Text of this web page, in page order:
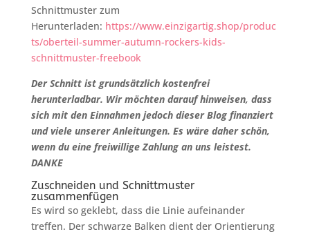
Schnittmuster zum
Herunterladen: https://www.einzigartig.shop/produc
ts/oberteil-summer-autumn-rockers-kids-
schnittmuster-freebook
Der Schnitt ist grundsätzlich kostenfrei
herunterladbar. Wir möchten darauf hinweisen, dass
sich mit den Einnahmen jedoch dieser Blog finanziert
und viele unserer Anleitungen. Es wäre daher schön,
wenn du eine freiwillige Zahlung an uns leistest.
DANKE
Zuschneiden und Schnittmuster
zusammenfügen
Es wird so geklebt, dass die Linie aufeinander
treffen. Der schwarze Balken dient der Orientierung